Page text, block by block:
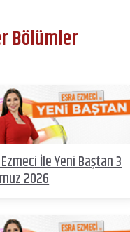
Bölümler
İle Yeni Baştan 3
2026